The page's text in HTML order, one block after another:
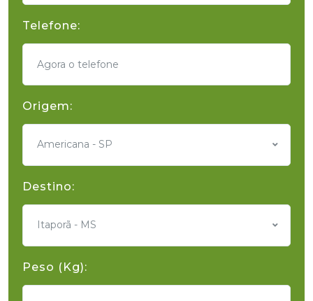
Telefone:
Origem:
Americana - SP
Destino:
Itaporã - MS
Peso (Kg):